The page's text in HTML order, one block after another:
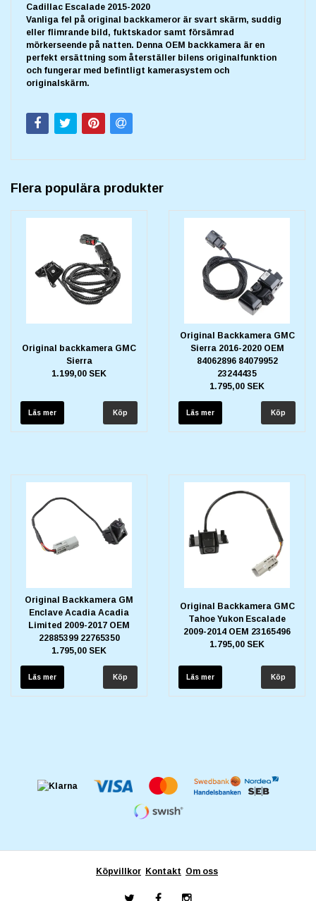
Cadillac Escalade 2015-2020
Vanliga fel på original backkameror är svart skärm, suddig
eller flimrande bild, fuktskador samt försämrad
mörkerseende på natten. Denna OEM backkamera är en
perfekt ersättning som återställer bilens originalfunktion
och fungerar med befintligt kamerasystem och
originalskärm.
Flera populära produkter
Original backkamera GMC
Sierra
1.199,00 SEK
Läs mer
Original Backkamera GMC
Sierra 2016-2020 OEM
84062896 84079952
23244435
1.795,00 SEK
Läs mer
Original Backkamera GM
Enclave Acadia Acadia
Limited 2009-2017 OEM
22885399 22765350
1.795,00 SEK
Läs mer
Original Backkamera GMC
Tahoe Yukon Escalade
2009-2014 OEM 23165496
1.795,00 SEK
Läs mer
Köpvillkor Kontakt Om oss